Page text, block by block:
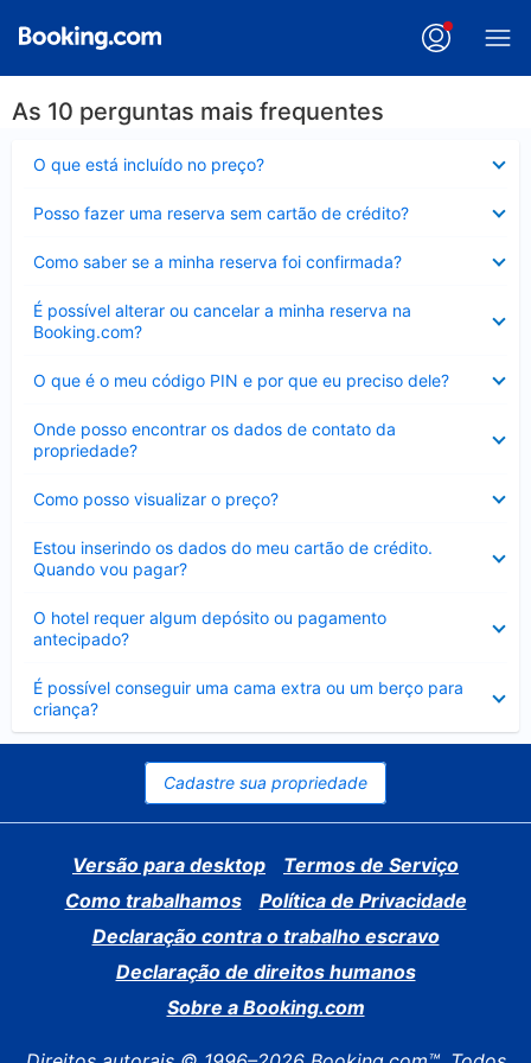
As 10 perguntas mais frequentes
O que está incluído no preço?
Posso fazer uma reserva sem cartão de crédito?
Como saber se a minha reserva foi confirmada?
É possível alterar ou cancelar a minha reserva na
Booking.com?
Contraído
O que é o meu código PIN e por que eu preciso dele?
Onde posso encontrar os dados de contato da
propriedade?
Como posso visualizar o preço?
Estou inserindo os dados do meu cartão de crédito.
Quando vou pagar?
O hotel requer algum depósito ou pagamento
antecipado?
É possível conseguir uma cama extra ou um berço para
criança?
Contraído
Cadastre sua propriedade
Versão para desktop
Termos de Serviço
Como trabalhamos
Política de Privacidade
Declaração contra o trabalho escravo
Declaração de direitos humanos
Sobre a Booking.com